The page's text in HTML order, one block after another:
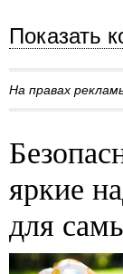
Показать
На правах
яркие
для